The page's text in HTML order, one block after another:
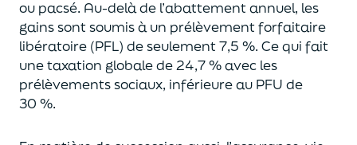
ou pacsé. Au-delàde l’abattement annuel, les
gains sont soumis à un prélèvement forfaitaire
libératoire (PFL) de seulement 7,5 %. Ce qui fait
une taxation globale de24,7 % avec les
prélèvements sociaux, inférieure au PFU de
30 %.